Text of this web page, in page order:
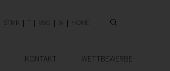
STMK T VBG W HOME
KONTAKT WETTBEWERBE